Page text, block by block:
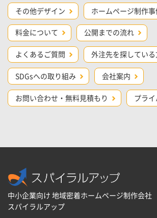
その他デザイン ホームページ制作事
料金について 公開までの流れ
よくあるご質問 外注先を探している
SDGsへの取り組み 会社案内
お問い合わせ・無料見積もり プラ
中小企業向け 地域密着ホームページ制作会社
スパイラルアップ